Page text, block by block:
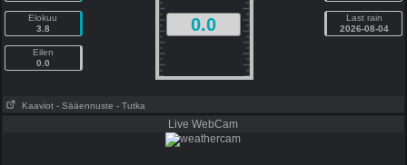
Elokuu
3.8
Eilen
0.0
0.0
Last rain
2026-08-04
Kaaviot - Sääennuste - Tutka
Live WebCam